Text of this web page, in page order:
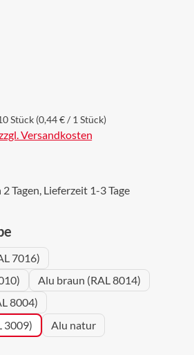
Stück (0,44 € / 1 Stück)
Versandkosten
Tagen, Lieferzeit 1-3 Tage
7016)
Alu braun (RAL 8014)
8004)
3009)
Alu natur